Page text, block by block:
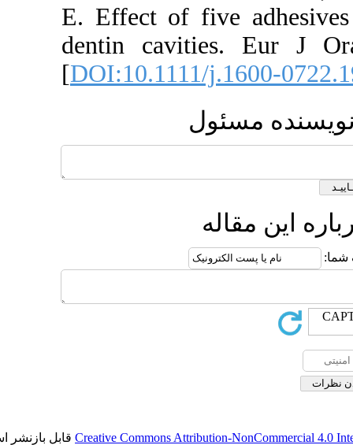
E. Effect of
dentin
[DOI:10.1111/
Creative Commonsقابل بازنشر است.